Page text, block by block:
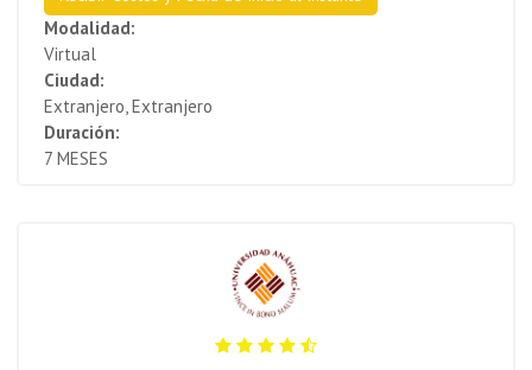
Modalidad:
Virtual
Ciudad:
Extranjero, Extranjero
Duración:
7 MESES